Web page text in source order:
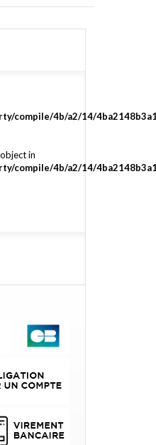
compile/4b/a2/14/
in
compile/4b/a2/14/